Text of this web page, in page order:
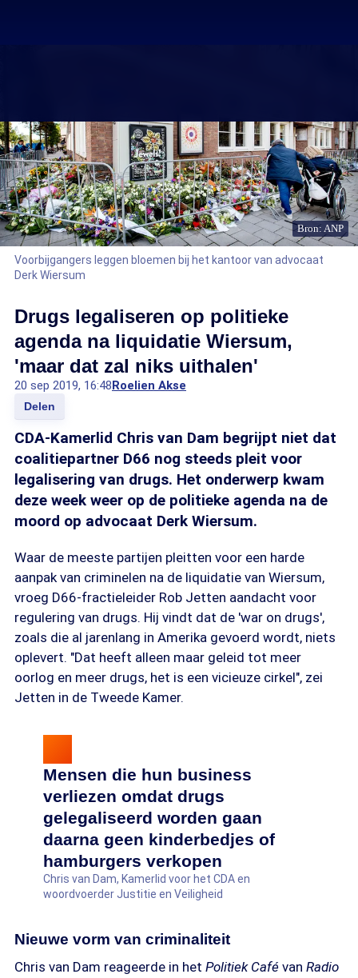
Bron: ANP
Voorbijgangers leggen bloemen bij het kantoor van advocaat
Derk Wiersum
Drugs legaliseren op politieke
agenda na liquidatie Wiersum,
'maar dat zal niks uithalen'
20 sep 2019, 16:48Roelien Akse
Delen
CDA-Kamerlid Chris van Dam begrijpt niet dat
coalitiepartner D66 nog steeds pleit voor
legalisering van drugs. Het onderwerp kwam
deze week weer op de politieke agenda na de
moord op advocaat Derk Wiersum.
Waar de meeste partijen pleitten voor een harde
aanpak van criminelen na de liquidatie van Wiersum,
vroeg D66-fractieleider Rob Jetten aandacht voor
regulering van drugs. Hij vindt dat de 'war on drugs',
zoals die al jarenlang in Amerika gevoerd wordt, niets
oplevert. "Dat heeft alleen maar geleid tot meer
oorlog en meer drugs, het is een vicieuze cirkel", zei
Jetten in de Tweede Kamer.
Mensen die hun business
verliezen omdat drugs
gelegaliseerd worden gaan
daarna geen kinderbedjes of
hamburgers verkopen
Chris van Dam, Kamerlid voor het CDA en
woordvoerder Justitie en Veiligheid
Nieuwe vorm van criminaliteit
Chris van Dam reageerde in het Politiek Café van Radio